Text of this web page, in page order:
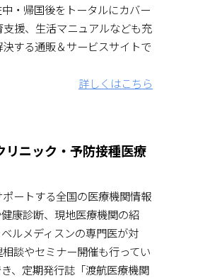
・帰国後をトータルにカバー
援、生活マニュアルなども充
する通販＆サービスサイトで
詳しくはこちら
リニック・予防接種医療
ートする全国の医療機関情報
康診断、現地医療機関の紹
ルメディスンの専門医が対
談やセミナー開催も行ってい
、定期発行誌「渡航医療機関